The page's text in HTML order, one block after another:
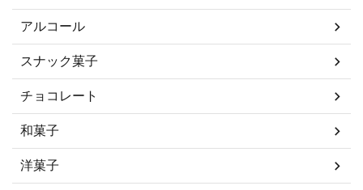
アルコール
スナック菓子
チョコレート
和菓子
洋菓子